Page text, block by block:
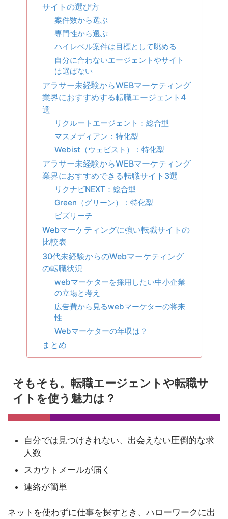
サイトの選び方
案件数から選ぶ
専門性から選ぶ
ハイレベル案件は目標として眺める
自分に合わないエージェントやサイト
は選ばない
アラサー未経験からWEBマーケティング
業界におすすめする転職エージェント4
選
リクルートエージェント：総合型
マスメディアン：特化型
Webist（ウェビスト）：特化型
アラサー未経験からWEBマーケティング
業界におすすめできる転職サイト3選
リクナビNEXT：総合型
Green（グリーン）：特化型
ビズリーチ
Webマーケティングに強い転職サイトの
比較表
30代未経験からのWebマーケティング
の転職状況
webマーケターを採用したい中小企業
の立場と考え
広告費から見るwebマーケターの将来
性
Webマーケターの年収は？
まとめ
そもそも。転職エージェントや転職サ
イトを使う魅力は？
自分では見つけきれない、出会えない圧倒的な求
人数
スカウトメールが届く
連絡が簡単
ネットを使わずに仕事を探すとき、ハローワークに出